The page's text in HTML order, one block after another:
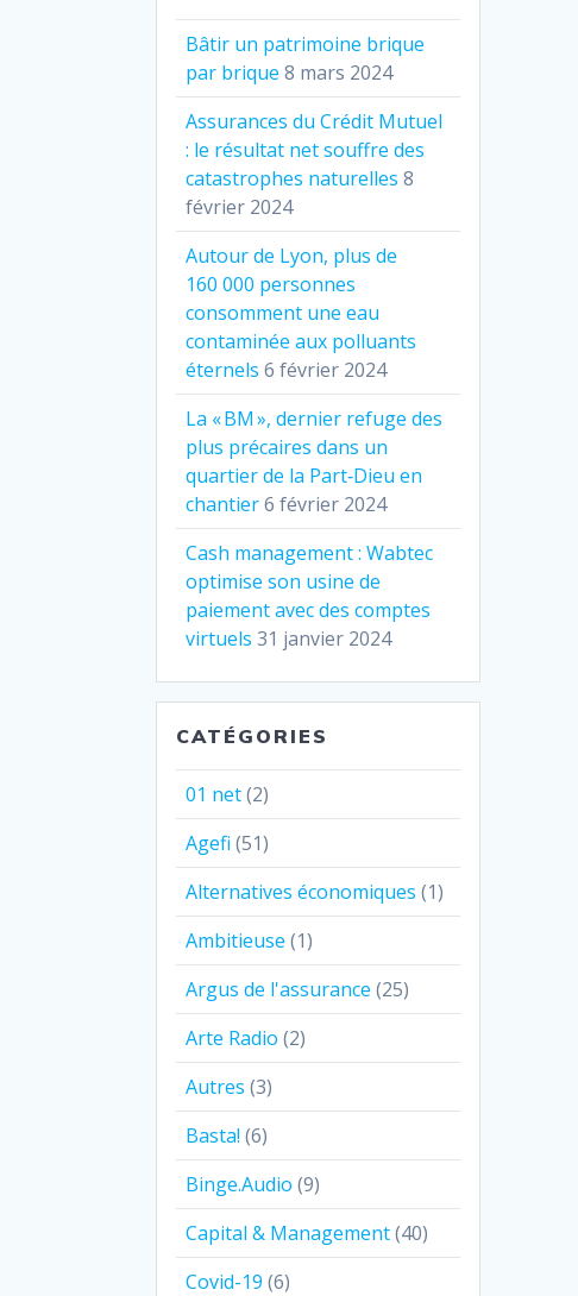
Bâtir un patrimoine brique
par brique 8 mars 2024
Assurances du Crédit Mutuel
: le résultat net souffre des
catastrophes naturelles 8
février 2024
Autour de Lyon, plus de
160 000 personnes
consomment une eau
contaminée aux polluants
éternels 6 février 2024
La « BM », dernier refuge des
plus précaires dans un
quartier de la Part‐Dieu en
chantier6 février 2024
Cash management : Wabtec
optimise son usine de
paiement avec des comptes
virtuels 31 janvier 2024
CATÉGORIES
01 net(2)
Agefi (51)
Alternatives économiques (1)
Ambitieuse (1)
Argus de l'assurance (25)
Arte Radio (2)
Autres (3)
Basta! (6)
Binge.Audio (9)
Capital & Management(40)
Covid-19 (6)